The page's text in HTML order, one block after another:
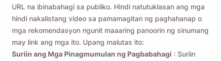
URL na ibinabahagi sa publiko. Hindi natutuklasan ang mga
hindi nakalistang video sa pamamagitan ng paghahanap o
mga rekomendasyon ngunit maaaring panoorin ng sinumang
may link ang mga ito. Upang malutas ito:
Suriin ang Mga Pinagmumulan ng Pagbabahagi : Suriin